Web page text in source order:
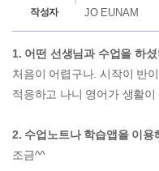
작성자 JO EUNAM
1. 어떤 선생님과 수업을 하
처음이 어렵구나. 시작이 반
적응하고 나니 영어가 생활이
2. 수업노트나 학습앱을 이용
조금^^